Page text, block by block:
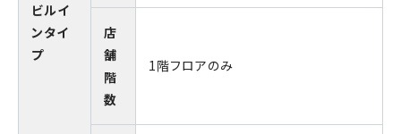
ビルイ
ンタイ
プ
店
舗
階
数
1階フロアのみ